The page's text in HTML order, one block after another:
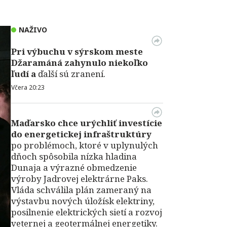
NAŽIVO
Pri výbuchu v sýrskom meste
Džaramáná zahynulo niekoľko
ľudí a ďalší sú zranení.
Včera 20:23
Maďarsko chce urýchliť investície
do energetickej infraštruktúry
po problémoch, ktoré v uplynulých
dňoch spôsobila nízka hladina
Dunaja a výrazné obmedzenie
výroby Jadrovej elektrárne Paks.
Vláda schválila plán zameraný na
výstavbu nových úložísk elektriny,
posilnenie elektrických sietí a rozvoj
veternej a geotermálnej energetiky.